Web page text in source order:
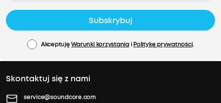
Subskrybuj
AkceptujęWarunki korzystaniaiPolitykę prywatności.
Skontaktuj się z nami
service@soundcore.com